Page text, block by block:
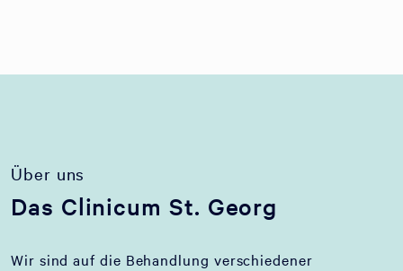
Über uns
Das Clinicum St. Georg
Wir sind auf die Behandlung verschiedener